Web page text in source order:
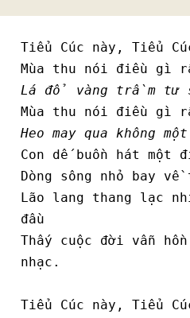
Tiểu Cúc này, Tiểu
Lá đổ vàng trầm tư
Heo may qua không
Con dế buồn hát một
Dòng sông nhỏ bay
Lão lang thang lạc
đầu
Thấy cuộc đời vẫn
nhạc.
Tiểu Cúc này, Tiểu